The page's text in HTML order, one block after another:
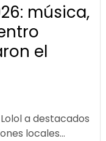
música,
el
a destacados
locales...